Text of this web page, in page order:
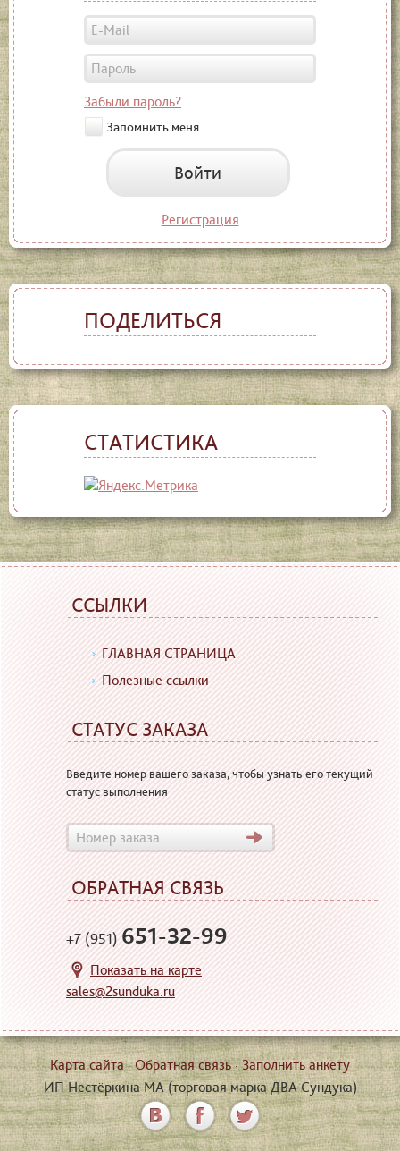
Забыли пароль?
Запомнить меня
Войти
Регистрация
ПОДЕЛИТЬСЯ
СТАТИСТИКА
ССЫЛКИ
ГЛАВНАЯ СТРАНИЦА
Полезные ссылки
СТАТУС ЗАКАЗА
Введите номер вашего заказа, чтобы узнать его текущий
статус выполнения
ОБРАТНАЯ СВЯЗЬ
+7 (951)651-32-99
Показать на карте
sales@2sunduka.ru
Карта сайта·Обратная связь·Заполнить анкету
ИП Нестёркина МА (торговая марка ДВА Сундука)